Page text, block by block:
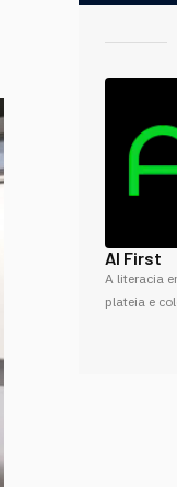
AI First
A literacia
plateia e